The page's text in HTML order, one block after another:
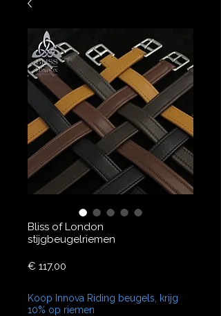
Bliss of London
stijgbeugelriemen
€ 117,00
Koop Innova Riding beugels, krijg
10% op riemen